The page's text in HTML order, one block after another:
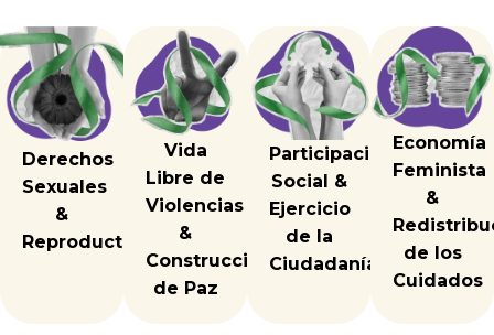
Derechos
Sexuales
&
Reproductivos
Vida
Libre de
Violencias
&
Construcción
de Paz
Participación
Social &
Ejercicio
de la
Ciudadanía
Economía
Feminista
&
de los
Cuidados
Categoría: Noticias
Fundación Mujer y Futuro llevó el cuidado y la
participación ciudadana a la FILBo 2026